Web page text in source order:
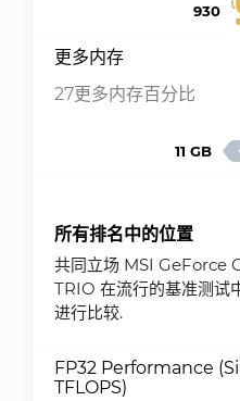
930
更多内存
27更多内存百分比
11 GB
所有排名中的位置
共同立场 MSI GeForce
TRIO 在流行的基准测试
进行比较.
FP32 Performance
TFLOPS)